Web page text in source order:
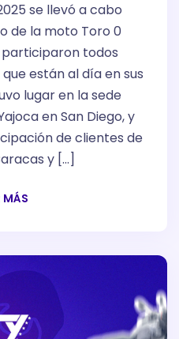
se llevó a cabo
de la moto Toro 0
todos
están al día en sus
lugar en la sede
en San Diego, y
de clientes de
y […]
MÁS